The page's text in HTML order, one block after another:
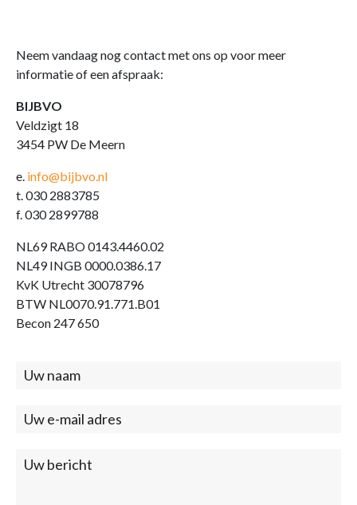
Neem vandaag nog contact met ons op voor meer
informatie of een afspraak:
BIJBVO
Veldzigt 18
3454 PW De Meern
e. info@bijbvo.nl
t. 030 2883785
f. 030 2899788
NL69 RABO 0143.4460.02
NL49 INGB 0000.0386.17
KvK Utrecht 30078796
BTW NL0070.91.771.B01
Becon 247 650
Contact